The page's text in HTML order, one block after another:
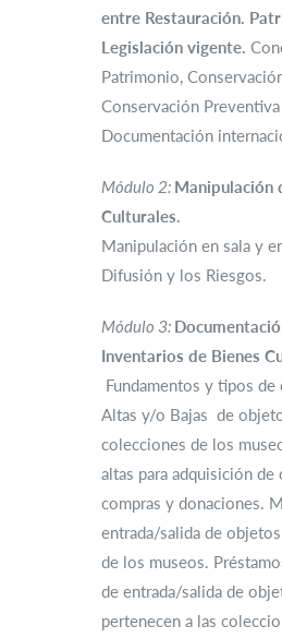
entre Restauración.
Legislación vigente.
Patrimonio,
Conservación
Documentación
Módulo 2: Manipulación
Culturales.
Manipulación en sala y
Difusión y los Riesgos.
Módulo 3:
Inventarios de Bienes
Fundamentos y tipos de
Altas y/o Bajas de
colecciones de los
altas para adquisición de
compras y donaciones.
entrada/salida de
de los museos.
de entrada/salida de
pertenecen a las